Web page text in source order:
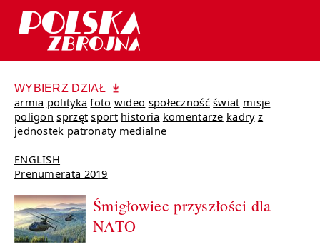
WYBIERZ DZIAŁ
armia polityka foto wideo społeczność świat misje
poligon sprzęt sport historia komentarze kadry z
jednostek patronaty medialne
ENGLISH
Prenumerata 2019
Śmigłowiec przyszłości dla
NATO